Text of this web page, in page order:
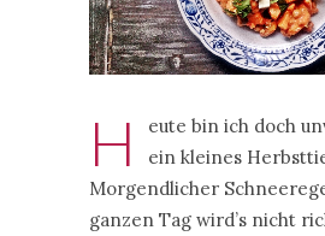
H
eute bin ich doch
ein kleines
Morgendlicher
ganzen Tag wird’s nicht